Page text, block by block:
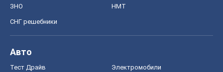
ЗНО НМТ
СНГ решебники
Авто
Тест Драйв Электромобили